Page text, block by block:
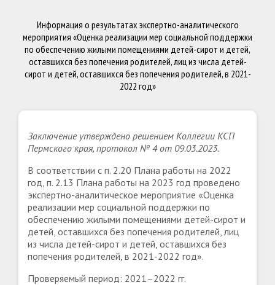
Информация о результатах экспертно-аналитического
мероприятия «Оценка реализации мер социальной поддержки
по обеспечению жилыми помещениями детей-сирот и детей,
оставшихся без попечения родителей, лиц из числа детей-
сирот и детей, оставшихся без попечения родителей, в 2021-
2022 год»
Заключение утверждено решением Коллегии КСП
Пермского края, протокол № 4 от 09.03.2023.
В соответствии с п. 2.20 Плана работы на 2022
год, п. 2.13 Плана работы на 2023 год проведено
экспертно-аналитическое мероприятие «Оценка
реализации мер социальной поддержки по
обеспечению жилыми помещениями детей-сирот и
детей, оставшихся без попечения родителей, лиц
из числа детей-сирот и детей, оставшихся без
попечения родителей, в 2021-2022 год».
Проверяемый период: 2021–2022 гг.